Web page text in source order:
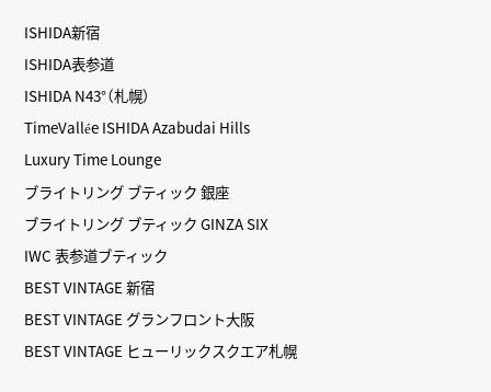
ISHIDA新宿
ISHIDA表参道
ISHIDA N43°（札幌）
TimeVallée ISHIDA Azabudai Hills
Luxury Time Lounge
ブライトリング ブティック 銀座
ブライトリング ブティック GINZA SIX
IWC 表参道ブティック
BEST VINTAGE 新宿
BEST VINTAGE グランフロント大阪
BEST VINTAGE ヒューリックスクエア札幌